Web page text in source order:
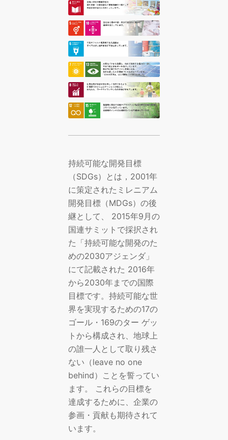
持続可能な開発目標
（SDGs）とは，2001年
に策定されたミレニアム
開発目標（MDGs）の後
継として、 2015年9月の
国連サミットで採択され
た「持続可能な開発のた
めの2030アジェンダ」
にて記載された 2016年
から2030年までの国際
目標です。持続可能な世
界を実現するための17の
ゴール・169のター ゲッ
トから構成され、地球上
の誰一人として取り残さ
ない（leave no one
behind）ことを誓ってい
ます。 これらの目標を
達成するために、企業の
参画・貢献も期待されて
います。